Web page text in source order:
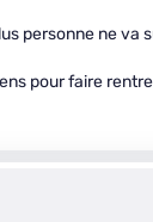
personne ne va
pour faire